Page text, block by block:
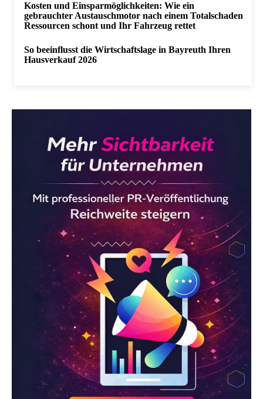
Kosten und Einsparmöglichkeiten: Wie ein
gebrauchter Austauschmotor nach einem Totalschaden
Ressourcen schont und Ihr Fahrzeug rettet
So beeinflusst die Wirtschaftslage in Bayreuth Ihren
Hausverkauf 2026